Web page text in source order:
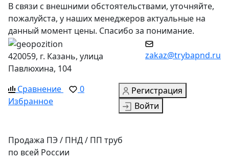
В связи с внешними обстоятельствами, уточняйте,
пожалуйста, у наших менеджеров актуальные на
данный момент цены. Спасибо за понимание.
420059, г. Казань, улица
Павлюхина, 104
zakaz@trybapnd.ru
Сравнение
0
Избранное
Регистрация
Войти
Продажа ПЭ / ПНД / ПП труб
по всей России